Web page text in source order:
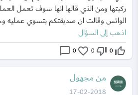
ركبتها ومن الذي قالها انها سوف تعمل
الواتس وقالت ان صديقتكم بتسوي عمليه
اذهب إلى السؤال
thumb_up_off_alt
0
thumb_down_off_alt
0
favorite_border
0
chat_bubble_outline
من مجهول
17-02-2018